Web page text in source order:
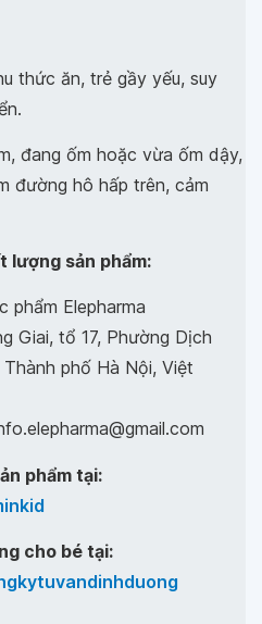
thức ăn, trẻ gầy yếu, suy
đang ốm hoặc vừa ốm dậy,
đường hô hấp trên, cảm
lượng sản phẩm:
phẩm Elepharma
Giai, tổ 17, Phường Dịch
phố Hà Nội, Việt
phẩm tại:
cho bé tại: